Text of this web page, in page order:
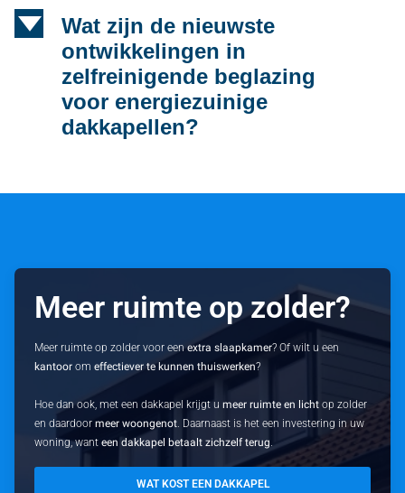
d
Wat zijn de nieuwste
ontwikkelingen in
zelfreinigende beglazing
voor energiezuinige
dakkapellen?
Meer ruimte op zolder?
Meer ruimte op zolder voor eenextra slaapkamer? Of wilt u een
kantoor omeffectiever te kunnen thuiswerken?
Hoe dan ook, met een dakkapel krijgt umeer ruimte en licht op zolder
en daardoormeer woongenot. Daarnaast is het een investering in uw
woning, wanteen dakkapel betaalt zichzelf terug.
WAT KOST EEN DAKKAPEL